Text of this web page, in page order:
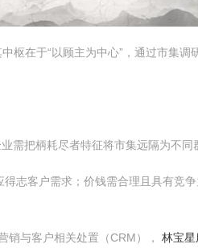
枢在于“以顾主为中心”，通过市集
把柄耗尽者特征将市集远隔为不
志客户需求；价钱需合理且具有竞
销与客户相关处置（CRM）， 林宝